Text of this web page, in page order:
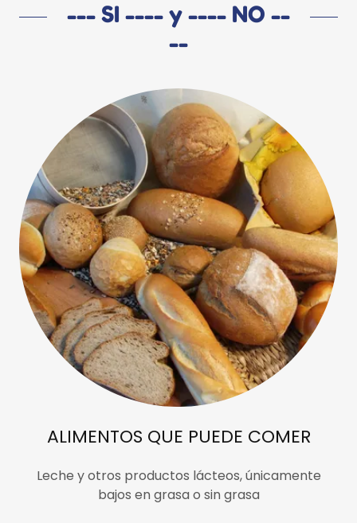
--- SI ---- y ---- NO --
--
ALIMENTOS QUE PUEDE COMER
Leche y otros productos lácteos, únicamente
bajos en grasa o sin grasa